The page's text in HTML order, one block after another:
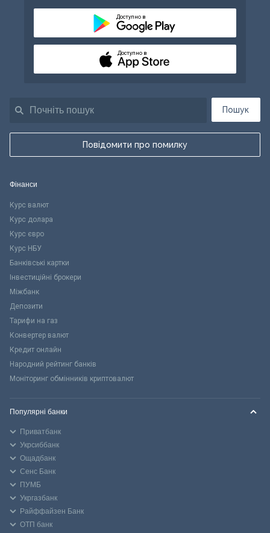
Пошук
Повідомити про помилку
Доступно в
Доступно в
Фінанси
Курс валют
Курс долара
Курс євро
Курс НБУ
Банківські картки
Інвестиційні брокери
Міжбанк
Депозити
Тарифи на газ
Конвертер валют
Кредит онлайн
Народний рейтинг банків
Моніторинг обмінників криптовалют
Популярні банки
Приватбанк
Укрсиббанк
Ощадбанк
Сенс Банк
ПУМБ
Укргазбанк
Райффайзен Банк
ОТП банк